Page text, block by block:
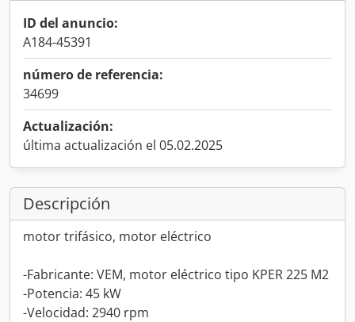
ID del anuncio:
A184-45391
número de referencia:
34699
Actualización:
última actualización el 05.02.2025
Descripción
motor trifásico, motor eléctrico
-Fabricante: VEM, motor eléctrico tipo KPER 225 M2
-Potencia: 45 kW
-Velocidad: 2940 rpm